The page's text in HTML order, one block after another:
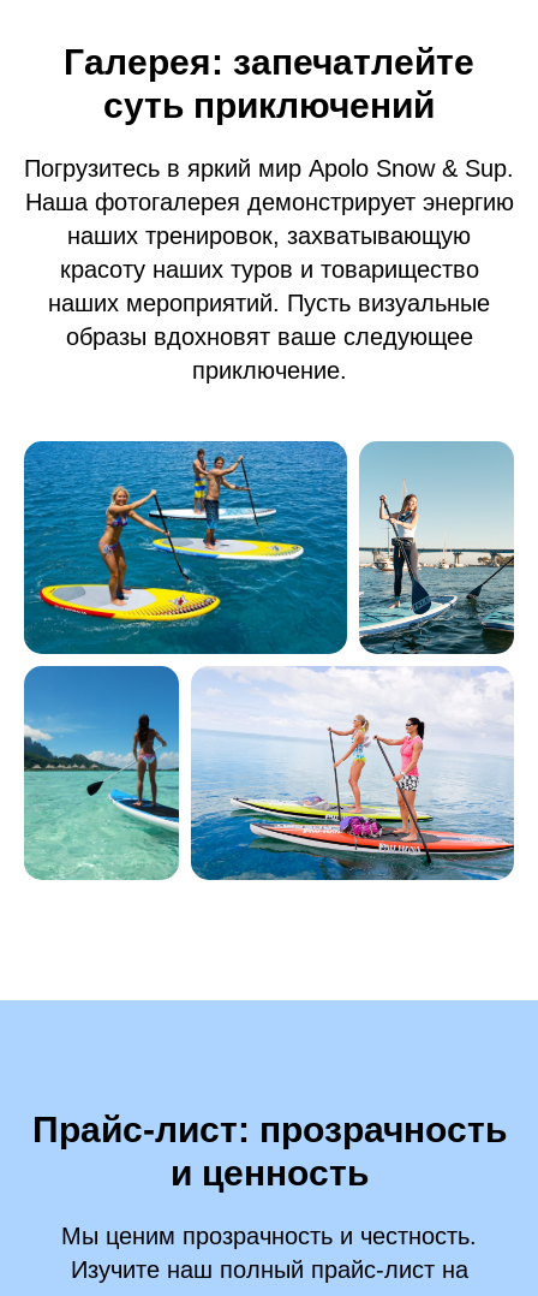
Галерея: запечатлейте
суть приключений
Погрузитесь в яркий мир Apolo Snow & Sup.
Наша фотогалерея демонстрирует энергию
наших тренировок, захватывающую
красоту наших туров и товарищество
наших мероприятий. Пусть визуальные
образы вдохновят ваше следующее
приключение.
Прайс-лист: прозрачность
и ценность
Мы ценим прозрачность и честность.
Изучите наш полный прайс-лист на